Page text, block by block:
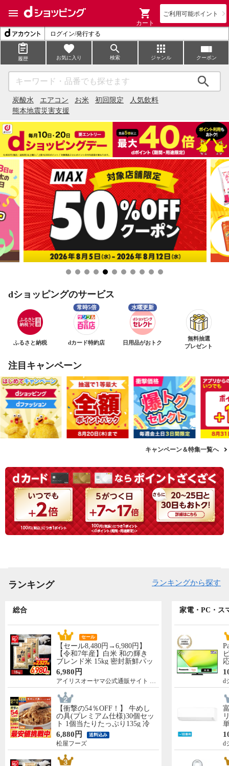
ご利用可能ポイント
カート
ログイン/発行する
履歴 お気に入り 検索 ジャンル クーポン
炭酸水 エアコン お米 初回限定
人気飲料
熊本地震災害支援
dショッピングのサービス
ふるさと納税 dカード特約店 日用品がおトク
無料抽選
プレゼント
注目キャンペーン
キャンペーン＆特集一覧へ
ランキング ランキングから探す
総合
セール
【セール8,480円→6,980円】
【令和7年産】白米 和の輝き
ブレンド米 15kg 密封新鮮パッ
ク 脱酸素剤入り 米 お米 低温
製法米 アイリスオーヤマ [食
品]
6,980円
アイリスオーヤマ公式通販サイト アイリスプラザ
【衝撃の54％OFF！】 牛めし
の具(プレミアム仕様)30個セッ
ト 1個当たりたっぷり135g 冷
凍食品 松屋牛丼 当店のイチオ
シ 非常食
6,880円 送料込み
松屋フーズ
家電・PC・ス
d
d